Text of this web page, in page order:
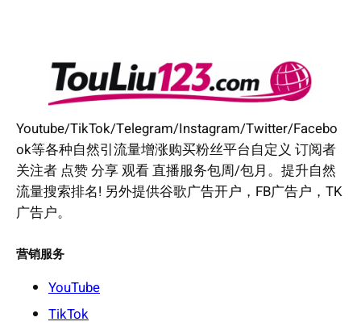
Youtube/TikTok/Telegram/Instagram/Twitter/Facebo
ok等各种自然引流量增涨购买粉丝平台自定义 订阅者
关注者 点赞 分享 观看 直播服务包周/包月。提升自然
流量搜索排名! 另外提供谷歌广告开户，FB广告户，TK
广告户。
营销服务
YouTube
TikTok